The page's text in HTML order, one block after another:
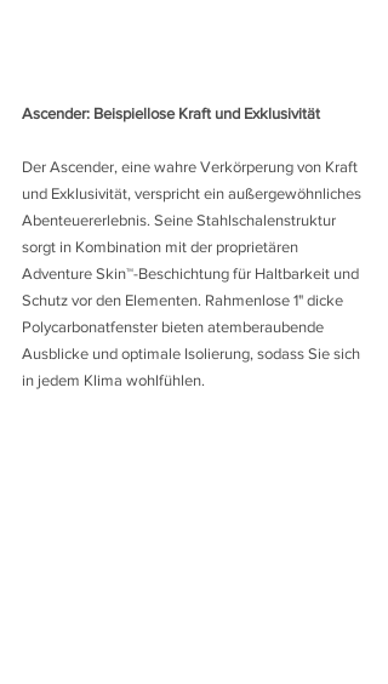
Ascender: Beispiellose Kraft und Exklusivität
Der Ascender, eine wahre Verkörperung von Kraft
und Exklusivität, verspricht ein außergewöhnliches
Abenteuererlebnis. Seine Stahlschalenstruktur
sorgt in Kombination mit der proprietären
Adventure Skin™-Beschichtung für Haltbarkeit und
Schutz vor den Elementen. Rahmenlose 1" dicke
Polycarbonatfenster bieten atemberaubende
Ausblicke und optimale Isolierung, sodass Sie sich
in jedem Klima wohlfühlen.